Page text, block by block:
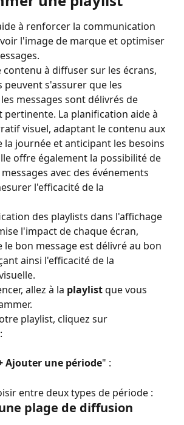
à renforcer la communication
l'image de marque et optimiser
à diffuser sur les écrans,
peuvent s'assurer que les
messages sont délivrés de
pertinente. La planification aide à
visuel, adaptant le contenu aux
la journée et anticipant les besoins
offre également la possibilité de
avec des événements
l'efficacité de la
des playlists dans l'affichage
l'impact de chaque écran,
bon message est délivré au bon
ainsi l'efficacité de la
allez à la playlist que vous
playlist, cliquez sur
Ajouter une période" :
entre deux types de période :
plage de diffusion